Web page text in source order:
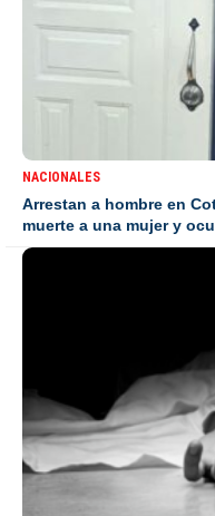
NACIONALES
Arrestan a hombre en
muerte a una mujer y